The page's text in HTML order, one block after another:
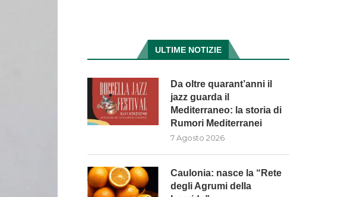
ULTIME NOTIZIE
Da oltre quarant’anni il
jazz guarda il
Mediterraneo: la storia di
Rumori Mediterranei
7 Agosto 2026
Caulonia: nasce la “Rete
degli Agrumi della